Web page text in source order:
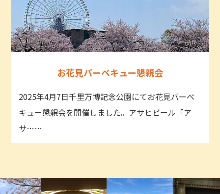
お花見バーベキュー懇親会
2025年4月7日千里万博記念公園にてお花見バーベ
キュー懇親会を開催しました。アサヒビール「ア
サ……